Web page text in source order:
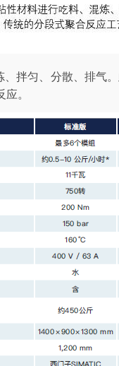
拌匀、分散、排气
。